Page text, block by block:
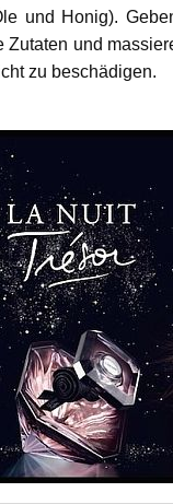
und Honig).
Zutaten und
zu beschädigen.